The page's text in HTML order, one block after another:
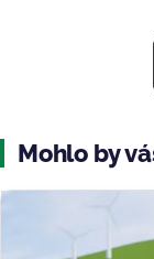
Mohlo by